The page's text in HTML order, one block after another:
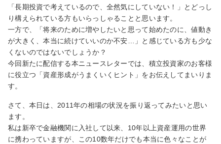
「長期投資で考えているので、全然気にしていない！」とどっし
り構えられている方もいらっしゃることと思います。
一方で、「将来のために増やしたいと思って始めたのに、値動き
が大きく、本当に続けていいのか不安…」と感じている方も少な
くないのではないでしょうか？
今回新たに配信する本ニュースレターでは、積立投資家のお客様
に役立つ「資産形成がうまくいくヒント」をお伝えしてまいりま
す。
さて、本日は、2011年の相場の状況を振り返ってみたいと思い
ます。
私は新卒で金融機関に入社して以来、10年以上資産運用の世界
に携わっていますが、この10数年だけでも本当に色々なことが